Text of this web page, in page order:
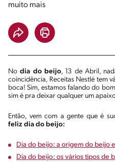
muito mais
Nodia do beijo, 13 de Abril,
coincidência, Receitas Nestlé tem
boca! Sim, estamos falando do
sim é pra deixar qualquer um
Então, vem com a gente que é
feliz dia do beijo:
Dia do beijo: a origem do beijo
Dia do beijo: os vários tipos de